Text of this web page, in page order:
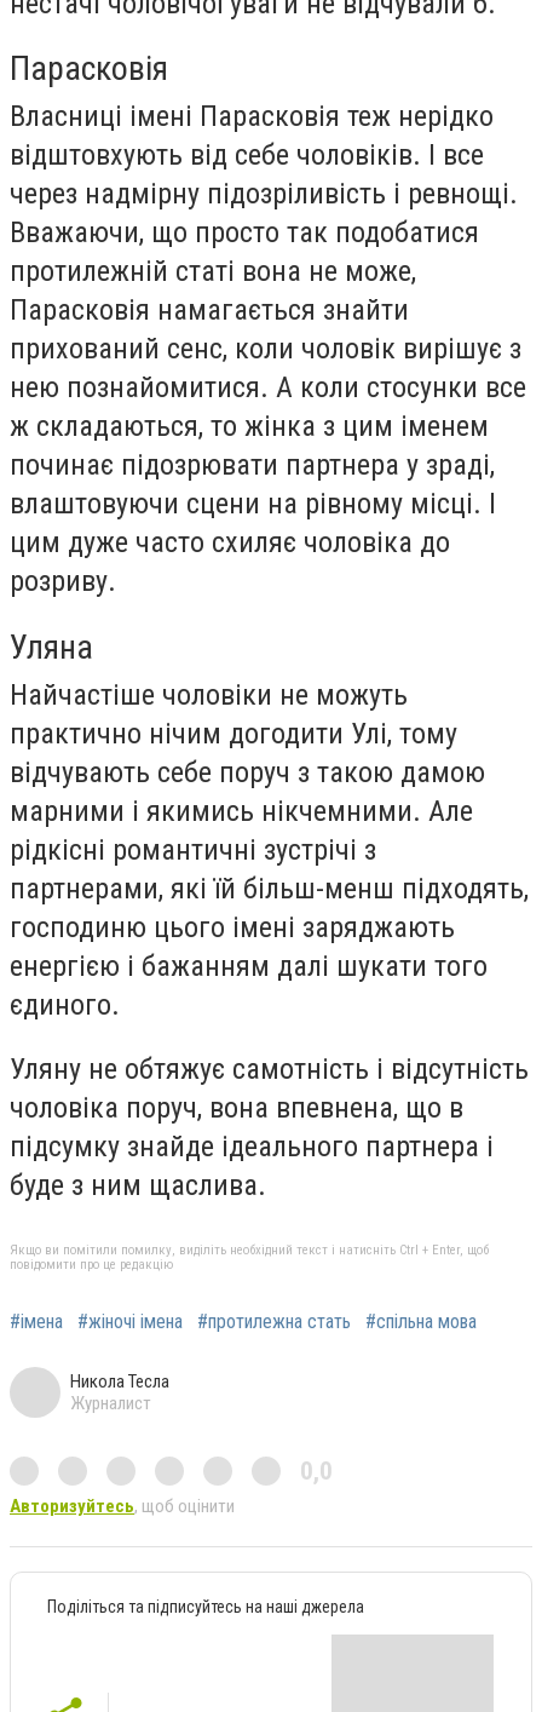
Парасковія
Власниці імені Парасковія теж нерідко
відштовхують від себе чоловіків. І все
через надмірну підозріливість і ревнощі.
Вважаючи, що просто так подобатися
протилежній статі вона не може,
Парасковія намагається знайти
прихований сенс, коли чоловік вирішує з
нею познайомитися. А коли стосунки все
ж складаються, то жінка з цим іменем
починає підозрювати партнера у зраді,
влаштовуючи сцени на рівному місці. І
цим дуже часто схиляє чоловіка до
розриву.
Уляна
Найчастіше чоловіки не можуть
практично нічим догодити Улі, тому
відчувають себе поруч з такою дамою
марними і якимись нікчемними. Але
рідкісні романтичні зустрічі з
партнерами, які їй більш-менш підходять,
господиню цього імені заряджають
енергією і бажанням далі шукати того
єдиного.
Уляну не обтяжує самотність і відсутність
чоловіка поруч, вона впевнена, що в
підсумку знайде ідеального партнера і
буде з ним щаслива.
Якщо ви помітили помилку, виділіть необхідний текст і натисніть Ctrl + Enter, щоб
повідомити про це редакцію
#імена #жіночі імена #протилежна стать #спільна мова
Никола Тесла
Журналист
0,0
Авторизуйтесь, щоб оцінити
Поділіться та підписуйтесь на наші джерела